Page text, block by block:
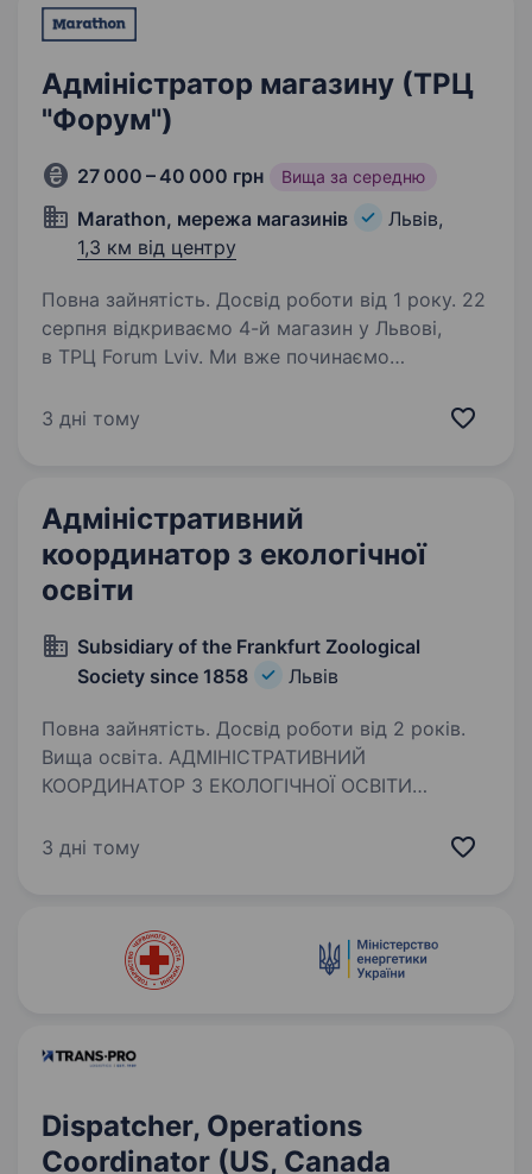
Адміністратор магазину (ТРЦ
"Форум")
27 000 – 40 000 грн Вища за середню
Marathon, мережа магазинів
Львів,
1,3 км від центру
Повна зайнятість. Досвід роботи від 1 року. 22
серпня відкриваємо 4-й магазин у Львові,
в ТРЦ Forum Lviv. Ми вже починаємо
мережа, яка не стоїть на місці. Marathon —
3 дні тому
Адміністративний
координатор з екологічної
освіти
Subsidiary of the Frankfurt Zoological
Society since 1858
Львів
Повна зайнятість. Досвід роботи від 2 років.
Вища освіта. АДМІНІСТРАТИВНИЙ
КООРДИНАТОР З ЕКОЛОГІЧНОЇ ОСВІТИ
2026 FZS Ukraine шукає організованого
Адміністративного…
3 дні тому
Dispatcher, Operations
Coordinator (US, Canada